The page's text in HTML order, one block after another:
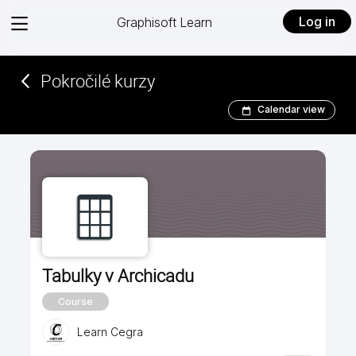
View
Graphisoft Learn Log in
Pokročilé kurzy
Calendar view
Tabulky v Archicadu
Course
Learn Cegra